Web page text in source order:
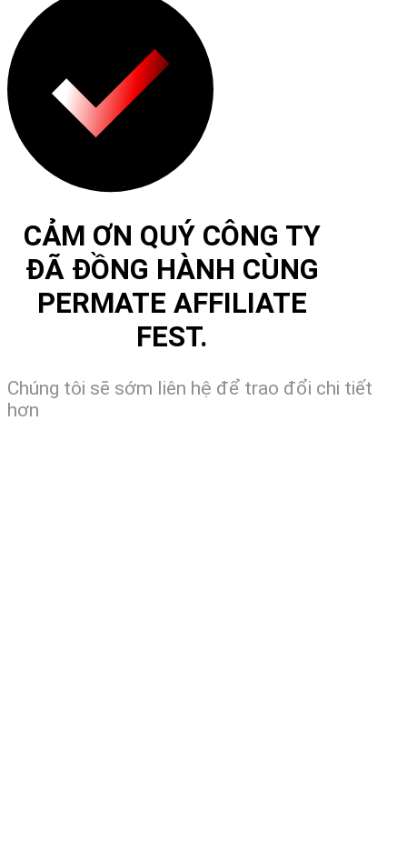
CẢM ƠN QUÝ CÔNG TY
ĐÃ ĐỒNG HÀNH CÙNG
PERMATE AFFILIATE
FEST.
Chúng tôi sẽ sớm liên hệ để trao đổi chi tiết
hơn